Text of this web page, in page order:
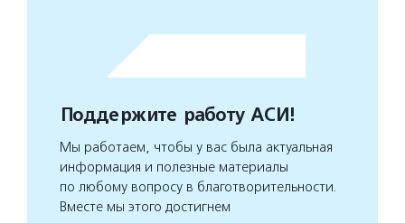
Поддержите работу АСИ!
Мы работаем, чтобы у вас была актуальная
информация и полезные материалы
по любому вопросу в благотворительности.
Вместе мы этого достигнем